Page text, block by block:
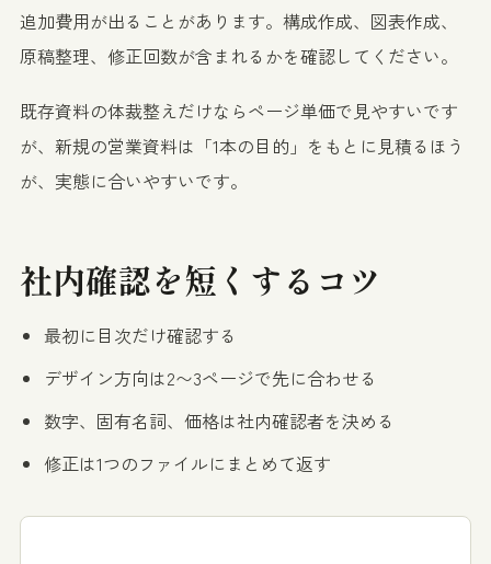
追加費用が出ることがあります。構成作成、図表作成、
原稿整理、修正回数が含まれるかを確認してください。
既存資料の体裁整えだけならページ単価で見やすいです
が、新規の営業資料は「1本の目的」をもとに見積るほう
が、実態に合いやすいです。
社内確認を短くするコツ
最初に目次だけ確認する
デザイン方向は2〜3ページで先に合わせる
数字、固有名詞、価格は社内確認者を決める
修正は1つのファイルにまとめて返す